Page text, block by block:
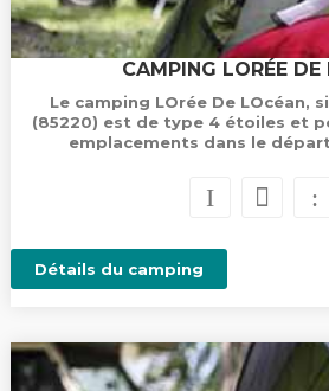
CAMPING LORÉE DE
Le camping LOrée De LOcéan,
(85220) est de type 4 étoiles et
emplacements dans le
Détails du camping